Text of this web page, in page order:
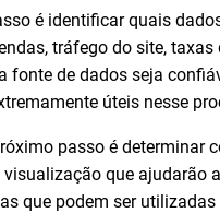
é identificar quais
tráfego do site,
fonte de dados seja
úteis nesse
passo é
que
que podem ser